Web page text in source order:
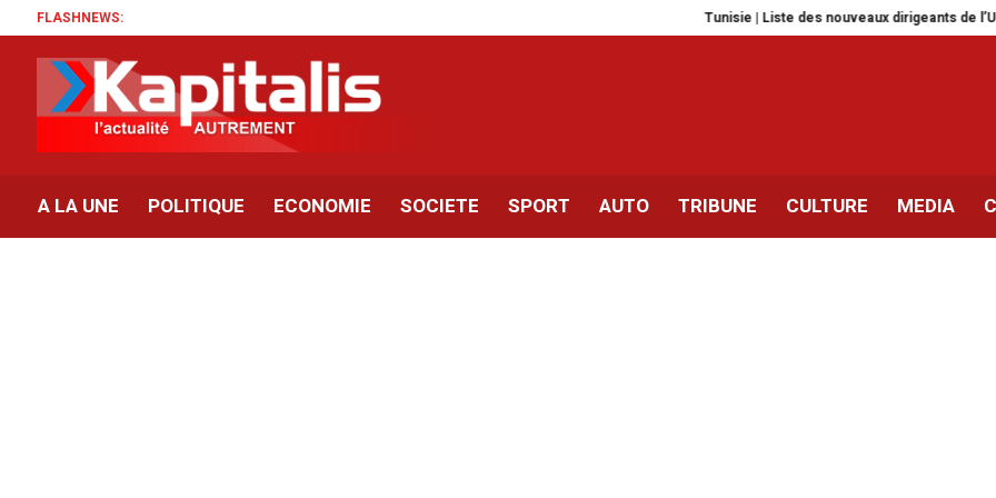
FLASHNEWS: Tunisie | Liste des nouveaux dirigeants de l’UGTT
A LA UNE POLITIQUE ECONOMIE SOCIETE SPORT AUTO TRIBUNE CULTURE MEDIA